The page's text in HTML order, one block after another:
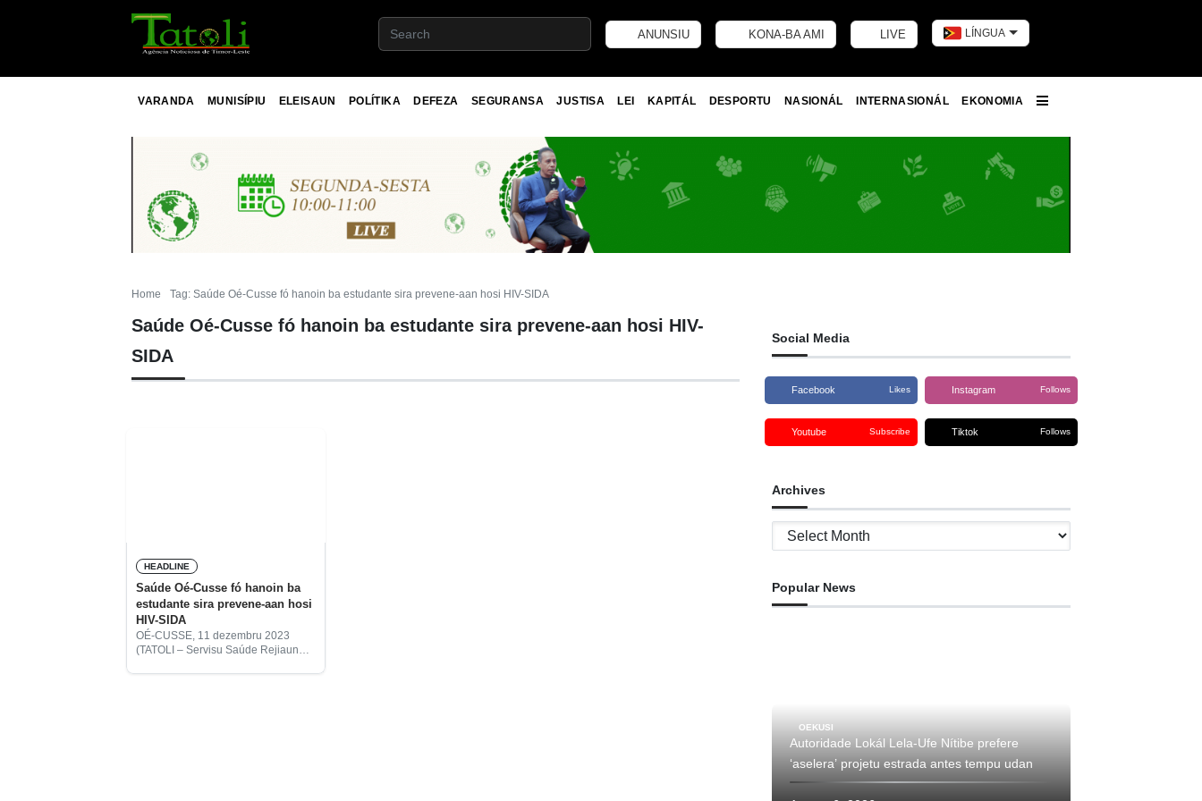
ANUNSIU KONA-BA AMI LIVE LÍNGUA
VARANDA MUNISÍPIU ELEISAUN POLÍTIKA DEFEZA SEGURANSA JUSTISA LEI KAPITÁL DESPORTU NASIONÁL INTERNASIONÁL
EKONOMIA
Home Tag: Saúde Oé-Cusse fó hanoin ba estudante sira prevene-aan hosi HIV-SIDA
Saúde Oé-Cusse fó hanoin ba estudante sira prevene-aan hosi HIV-
SIDA
HEADLINE
Saúde Oé-Cusse fó hanoin ba
estudante sira prevene-aan hosi
HIV-SIDA
OÉ-CUSSE, 11 dezembru 2023
(TATOLI – Servisu Saúde Rejiaun
Social Media
Facebook Likes Instagram Follows
Youtube Subscribe Tiktok Follows
Archives
Archives
Popular News
OEKUSI
Autoridade Lokál Lela-Ufe Nítibe prefere
‘aselera’ projetu estrada antes tempu udan